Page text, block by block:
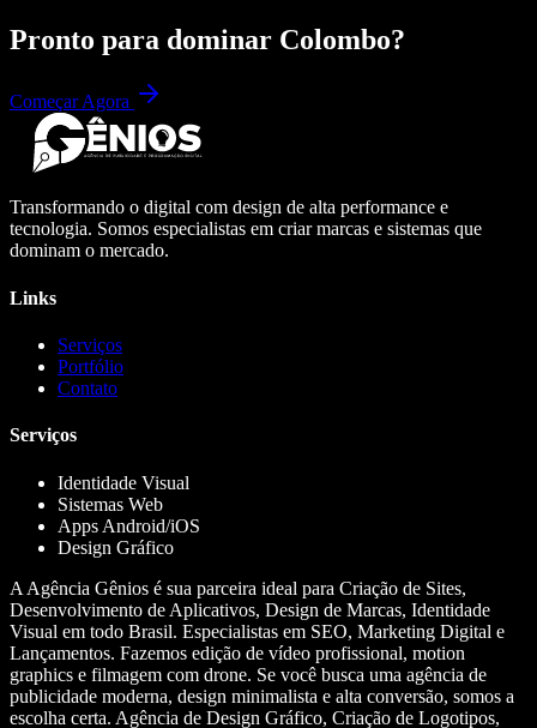
Pronto para dominar Colombo?
Começar Agora
Transformando o digital com design de alta performance e
tecnologia. Somos especialistas em criar marcas e sistemas que
dominam o mercado.
Links
Serviços
Portfólio
Contato
Serviços
Identidade Visual
Sistemas Web
Apps Android/iOS
Design Gráfico
A Agência Gênios é sua parceira ideal para Criação de Sites,
Desenvolvimento de Aplicativos, Design de Marcas, Identidade
Visual em todo Brasil. Especialistas em SEO, Marketing Digital e
Lançamentos. Fazemos edição de vídeo profissional, motion
graphics e filmagem com drone. Se você busca uma agência de
publicidade moderna, design minimalista e alta conversão, somos a
escolha certa. Agência de Design Gráfico, Criação de Logotipos,